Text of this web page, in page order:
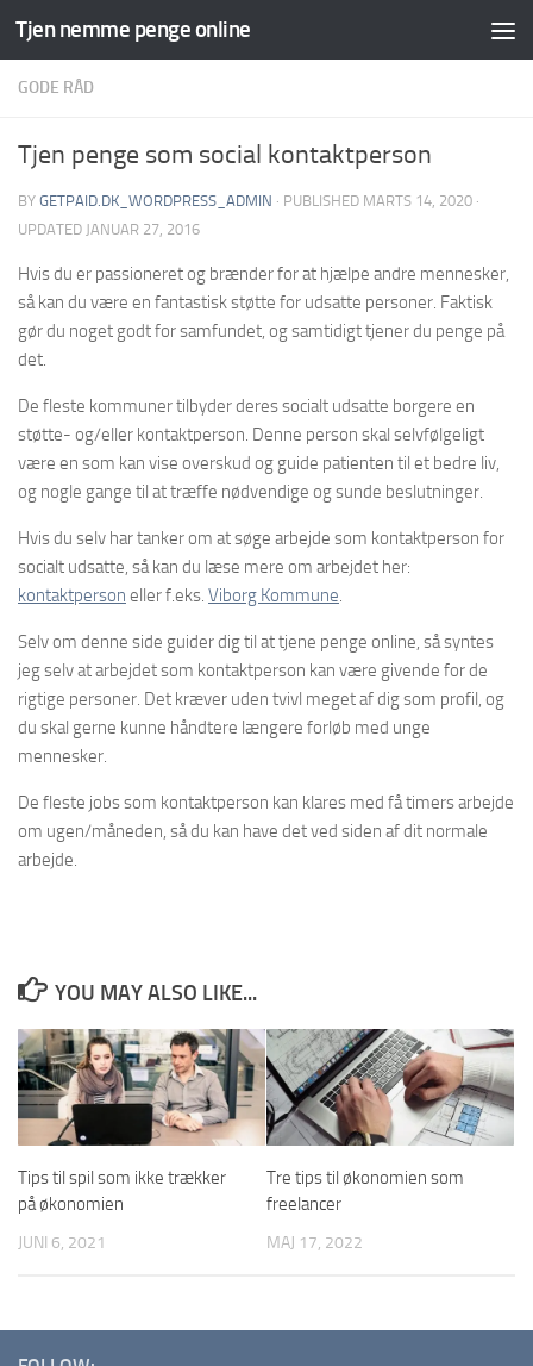
Skip to content
Tjen nemme penge online
GODE RÅD
Tjen penge som social kontaktperson
BY GETPAID.DK_WORDPRESS_ADMIN · PUBLISHED MARTS 14, 2020 ·
UPDATED JANUAR 27, 2016
Hvis du er passioneret og brænder for at hjælpe andre mennesker,
så kan du være en fantastisk støtte for udsatte personer. Faktisk
gør du noget godt for samfundet, og samtidigt tjener du penge på
det.
De fleste kommuner tilbyder deres socialt udsatte borgere en
støtte- og/eller kontaktperson. Denne person skal selvfølgeligt
være en som kan vise overskud og guide patienten til et bedre liv,
og nogle gange til at træffe nødvendige og sunde beslutninger.
Hvis du selv har tanker om at søge arbejde som kontaktperson for
socialt udsatte, så kan du læse mere om arbejdet her:
kontaktperson eller f.eks. Viborg Kommune.
Selv om denne side guider dig til at tjene penge online, så syntes
jeg selv at arbejdet som kontaktperson kan være givende for de
rigtige personer. Det kræver uden tvivl meget af dig som profil, og
du skal gerne kunne håndtere længere forløb med unge
mennesker.
De fleste jobs som kontaktperson kan klares med få timers arbejde
om ugen/måneden, så du kan have det ved siden af dit normale
arbejde.
YOU MAY ALSO LIKE...
Tips til spil som ikke trækker
på økonomien
JUNI 6, 2021
Tre tips til økonomien som
freelancer
MAJ 17, 2022